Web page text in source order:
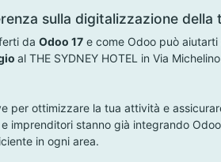
sulla digitalizzazione della
da Odoo 17 e come Odoo può
al THE SYDNEY HOTEL in Via
per ottimizzare la tua attività e
imprenditori stanno già integrando
in ogni area.